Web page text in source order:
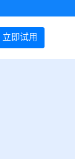
立即试用
登录/注册